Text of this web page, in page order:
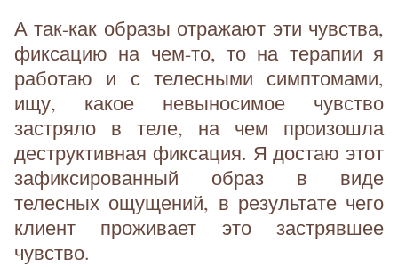
А так-как образы отражают эти чувства,
фиксацию на чем-то, то на терапии я
работаю и с телесными симптомами,
ищу, какое невыносимое чувство
застряло в теле, на чем произошла
деструктивная фиксация. Я достаю этот
зафиксированный образ в виде
телесных ощущений, в результате чего
клиент проживает это застрявшее
чувство.